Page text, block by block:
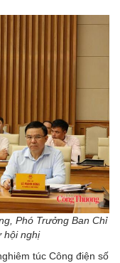
Phó Trưởng Ban Chỉ
hội nghị
túc Công điện số